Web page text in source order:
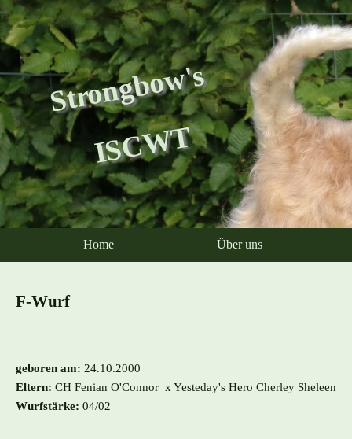
Home Über uns
ISCWT
Strongbow's
F-Wurf
geboren am: 24.10.2000
Eltern:CH Fenian O'Connor x Yesteday's Hero Cherley Sheleen
Wurfstärke: 04/02